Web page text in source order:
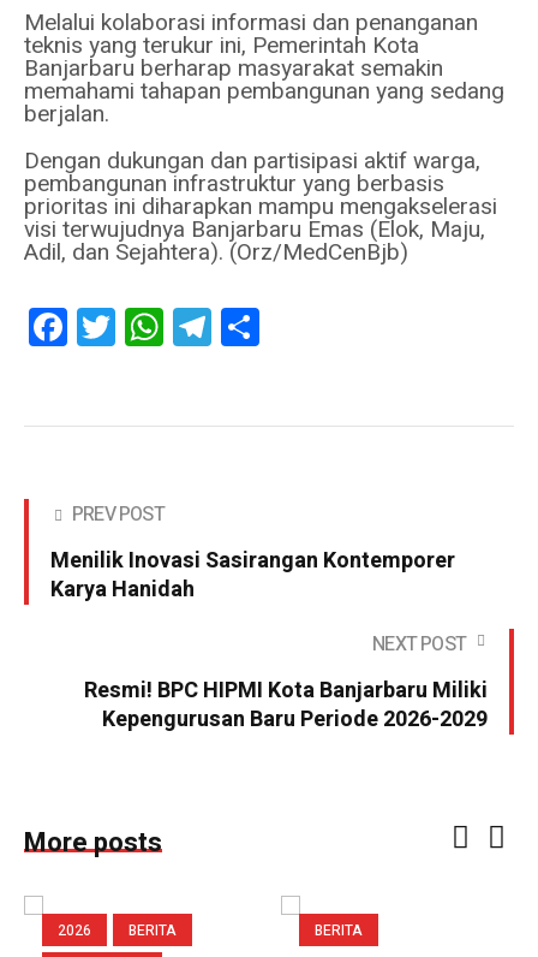
Melalui kolaborasi informasi dan penanganan
teknis yang terukur ini, Pemerintah Kota
Banjarbaru berharap masyarakat semakin
memahami tahapan pembangunan yang sedang
berjalan.
Dengan dukungan dan partisipasi aktif warga,
pembangunan infrastruktur yang berbasis
prioritas ini diharapkan mampu mengakselerasi
visi terwujudnya Banjarbaru Emas (Elok, Maju,
Adil, dan Sejahtera). (Orz/MedCenBjb)
FacebookTwitterWhatsAppTelegram
PREV POST
Menilik Inovasi Sasirangan Kontemporer
Karya Hanidah
NEXT POST
Resmi! BPC HIPMI Kota Banjarbaru Miliki
Kepengurusan Baru Periode 2026-2029
More posts
2026
BERITA
BERITA